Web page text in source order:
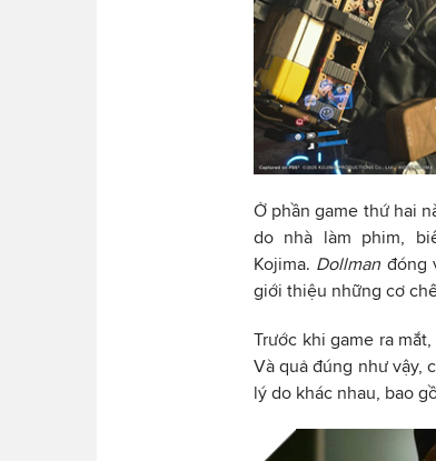
Ở phần game thứ hai
do nhà làm phim,
Kojima. Dollman đóng
giới thiệu những cơ
Trước khi game ra
Và quả đúng như vậy,
lý do khác nhau, bao